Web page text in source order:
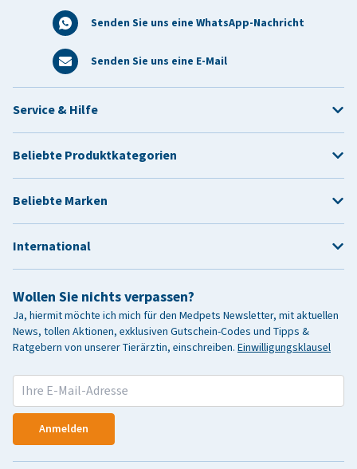
Senden Sie uns eine WhatsApp-Nachricht
Senden Sie uns eine E-Mail
Wollen Sie nichts verpassen?
Ja, hiermit möchte ich mich für den Medpets Newsletter, mit aktuellen
News, tollen Aktionen, exklusiven Gutschein-Codes und Tipps &
Ratgebern von unserer Tierärztin, einschreiben. Einwilligungsklausel
Anmelden
Service & Hilfe
Beliebte Produktkategorien
Beliebte Marken
International